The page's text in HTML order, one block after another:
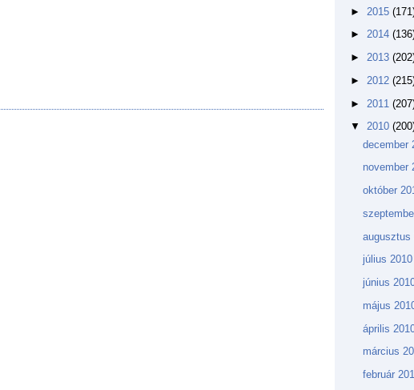
► 2015
► 2014
► 2013
► 2012
► 2011
▼ 2010
december
november
október
augusztus
július 2010
június
május
április
március
február